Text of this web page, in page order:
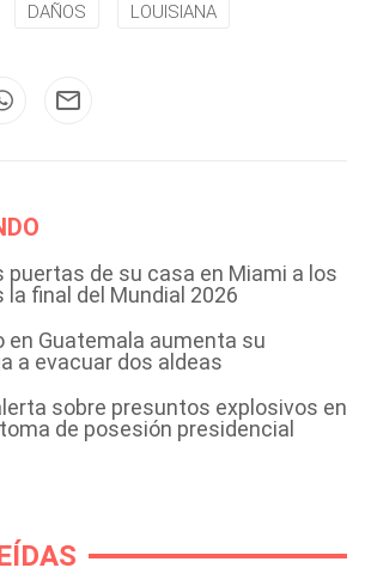
DAÑOS LOUISIANA
puertas de su casa en Miami a los
final del Mundial 2026
en Guatemala aumenta su
a evacuar dos aldeas
sobre presuntos explosivos en
de posesión presidencial